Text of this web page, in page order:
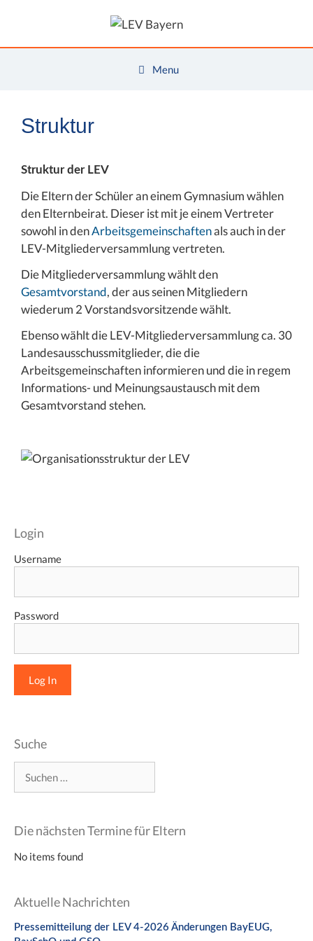
Menu
Struktur
Struktur der LEV
Die Eltern der Schüler an einem Gymnasium wählen
den Elternbeirat. Dieser ist mit je einem Vertreter
sowohl in denArbeitsgemeinschaftenals auch in der
LEV-Mitgliederversammlung vertreten.
Die Mitgliederversammlung wählt den
Gesamtvorstand, der aus seinen Mitgliedern
wiederum 2 Vorstandsvorsitzende wählt.
Ebenso wählt die LEV-Mitgliederversammlung ca. 30
Landesausschussmitglieder, die die
Arbeitsgemeinschaften informieren und die in regem
Informations- und Meinungsaustausch mit dem
Gesamtvorstand stehen.
Login
Username
Password
Suche
nach:
Die nächsten Termine für Eltern
No items found
Aktuelle Nachrichten
Pressemitteilung der LEV 4-2026 Änderungen BayEUG,